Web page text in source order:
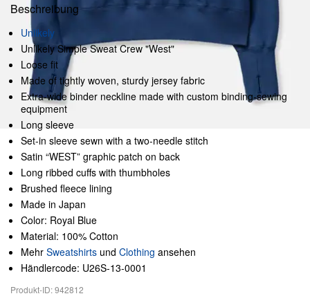
Beschreibung
Unlikely
Unlikely Simple Sweat Crew "West"
Loose fit
Made of tightly woven, sturdy jersey fabric
Extra-wide binder neckline made with custom binding-sewing
equipment
Long sleeve
Set-in sleeve sewn with a two-needle stitch
Satin “WEST” graphic patch on back
Long ribbed cuffs with thumbholes
Brushed fleece lining
Made in Japan
Color: Royal Blue
Material: 100% Cotton
Mehr Sweatshirts und Clothing ansehen
Händlercode: U26S-13-0001
Produkt-ID: 942812